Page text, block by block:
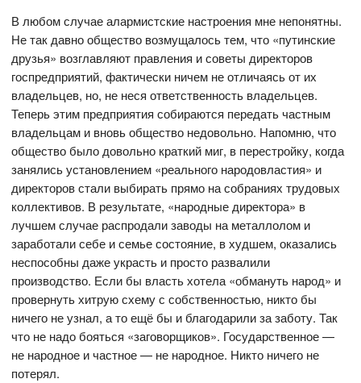
В любом случае алармистские настроения мне непонятны.
Не так давно общество возмущалось тем, что «путинские
друзья» возглавляют правления и советы директоров
госпредприятий, фактически ничем не отличаясь от их
владельцев, но, не неся ответственность владельцев.
Теперь этим предприятия собираются передать частным
владельцам и вновь общество недовольно. Напомню, что
общество было довольно краткий миг, в перестройку, когда
занялись установлением «реального народовластия» и
директоров стали выбирать прямо на собраниях трудовых
коллективов. В результате, «народные директора» в
лучшем случае распродали заводы на металлолом и
заработали себе и семье состояние, в худшем, оказались
неспособны даже украсть и просто развалили
производство. Если бы власть хотела «обмануть народ» и
провернуть хитрую схему с собственностью, никто бы
ничего не узнал, а то ещё бы и благодарили за заботу. Так
что не надо бояться «заговорщиков». Государственное —
не народное и частное — не народное. Никто ничего не
потерял.